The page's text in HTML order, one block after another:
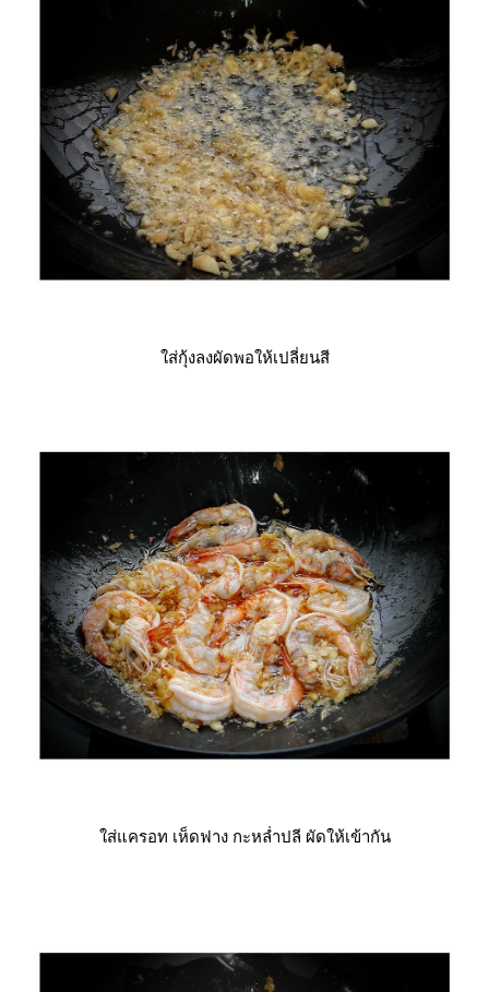
ส่กุ้งลงผัดพอให้เปลี่ยนสี
ส่แครอท เห็ดฟาง กะหล่ำปลี ผัดให้เข้ากัน